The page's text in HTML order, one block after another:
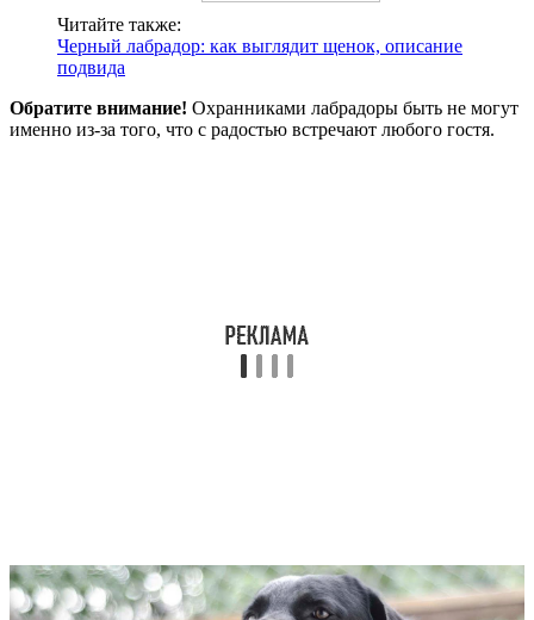
Читайте также:
Черный лабрадор: как выглядит щенок, описание
подвида
Обратите внимание! Охранниками лабрадоры быть не могут
именно из-за того, что с радостью встречают любого гостя.